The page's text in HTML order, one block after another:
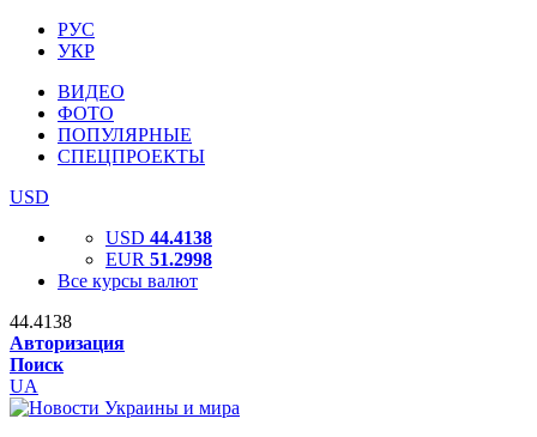
РУС
УКР
ВИДЕО
ФОТО
ПОПУЛЯРНЫЕ
СПЕЦПРОЕКТЫ
USD
USD 44.4138
EUR 51.2998
Все курсы валют
44.4138
Авторизация
Поиск
UA